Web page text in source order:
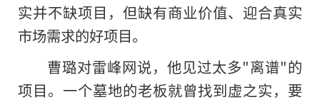
实并不缺项目，但缺有商业价值、迎合真实
市场需求的好项目。
曹璐对雷峰网说，他见过太多"离谱"的
项目。一个墓地的老板就曾找到虚之实，要